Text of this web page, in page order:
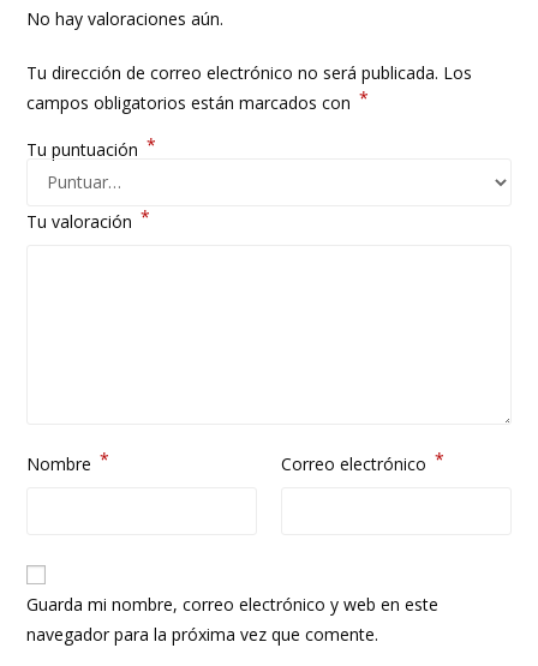
No hay valoraciones aún.
Tu dirección de correo electrónico no será publicada. Los
campos obligatorios están marcados con *
Tu puntuación *
Tu valoración *
Nombre * Correo electrónico *
Guarda mi nombre, correo electrónico y web en este
navegador para la próxima vez que comente.